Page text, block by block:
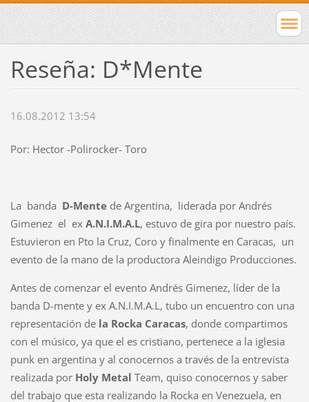
Reseña: D*Mente
16.08.2012 13:54
Por: Hector -Polirocker- Toro
La banda D-Mentede Argentina, liderada por Andrés
Gimenez el ex A.N.I.M.A.L, estuvo de gira por nuestro país.
Estuvieron en Pto la Cruz, Coro y finalmente en Caracas, un
evento de la mano de la productora Aleindigo Producciones.
Antes de comenzar el evento Andrés Gimenez, líder de la
banda D-mente y ex A.N.I.M.A.L, tubo un encuentro con una
representación de la Rocka Caracas, donde compartimos
con el músico, ya que el es cristiano, pertenece a la iglesia
punk en argentina y al conocernos a través de la entrevista
realizada por Holy Metal Team, quiso conocernos y saber
del trabajo que esta realizando la Rocka en Venezuela, en